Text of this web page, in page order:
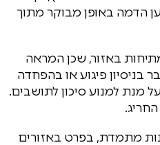
הדמה באופן מבוקר מתוך
באזור, שכן המראה
בניסיון פיגוע או בהפחדה
מנת למנוע סיכון לתושבים.
מתמדת, בפרט באזורים